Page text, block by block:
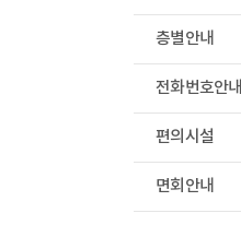
층별안내
전화번호안내
편의시설
면회안내